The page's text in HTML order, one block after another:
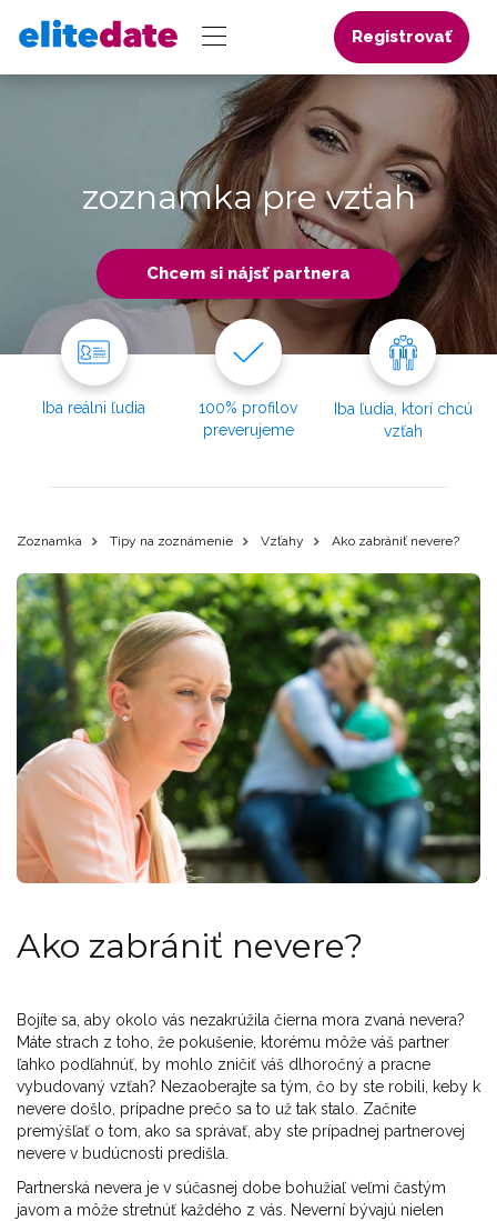
Registrovať
zoznamka pre vzťah
Chcem si nájsť partnera
Iba reálni ľudia
100% profilov
preverujeme
Iba ľudia, ktorí chcú
vzťah
Zoznamka Tipy na zoznámenie Vzťahy Ako zabrániť nevere?
Ako zabrániť nevere?
Bojíte sa, aby okolo vás nezakrúžila čierna mora zvaná nevera?
Máte strach z toho, že pokušenie, ktorému môže váš partner
ľahko podľahnúť, by mohlo zničiť váš dlhoročný a pracne
vybudovaný vzťah? Nezaoberajte sa tým, čo by ste robili, keby k
nevere došlo, prípadne prečo sa to už tak stalo. Začnite
premýšľať o tom, ako sa správať, aby ste prípadnej partnerovej
nevere v budúcnosti predišla.
Partnerská nevera je v súčasnej dobe bohužiaľ veľmi častým
javom a môže stretnúť každého z vás. Neverní bývajú nielen